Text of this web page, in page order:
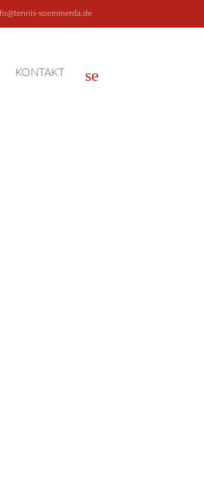
soemmerda.de
KONTAKT search